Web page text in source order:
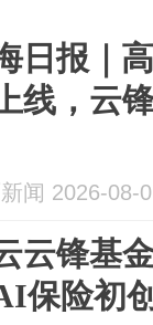
日报｜
线，云
闻 2026-08-
云锋基
保险初